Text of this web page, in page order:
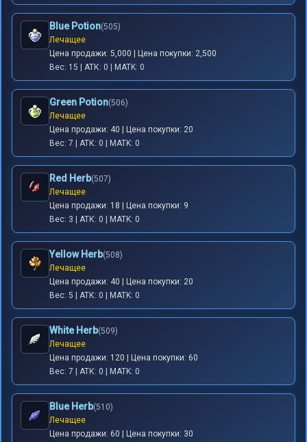
Blue Potion(505)
Лечащее
Цена продажи: 5,000 | Цена покупки: 2,500
Вес: 15 | АТК: 0 | MATK: 0
Green Potion(506)
Лечащее
Цена продажи: 40 | Цена покупки: 20
Вес: 7 | АТК: 0 | MATK: 0
Red Herb(507)
Лечащее
Цена продажи: 18 | Цена покупки: 9
Вес: 3 | АТК: 0 | MATK: 0
Yellow Herb(508)
Лечащее
Цена продажи: 40 | Цена покупки: 20
Вес: 5 | АТК: 0 | MATK: 0
White Herb(509)
Лечащее
Цена продажи: 120 | Цена покупки: 60
Вес: 7 | АТК: 0 | MATK: 0
Blue Herb(510)
Лечащее
Цена продажи: 60 | Цена покупки: 30